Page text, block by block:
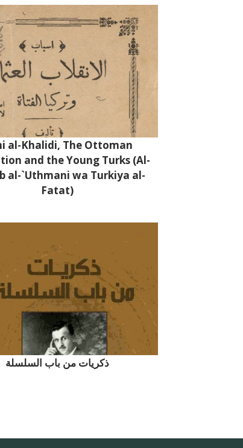
al-Khalidi, The Ottoman
and the Young Turks (Al-
al-`Uthmani wa Turkiya al-
Fatat)
ذكريات من باب السلسلة